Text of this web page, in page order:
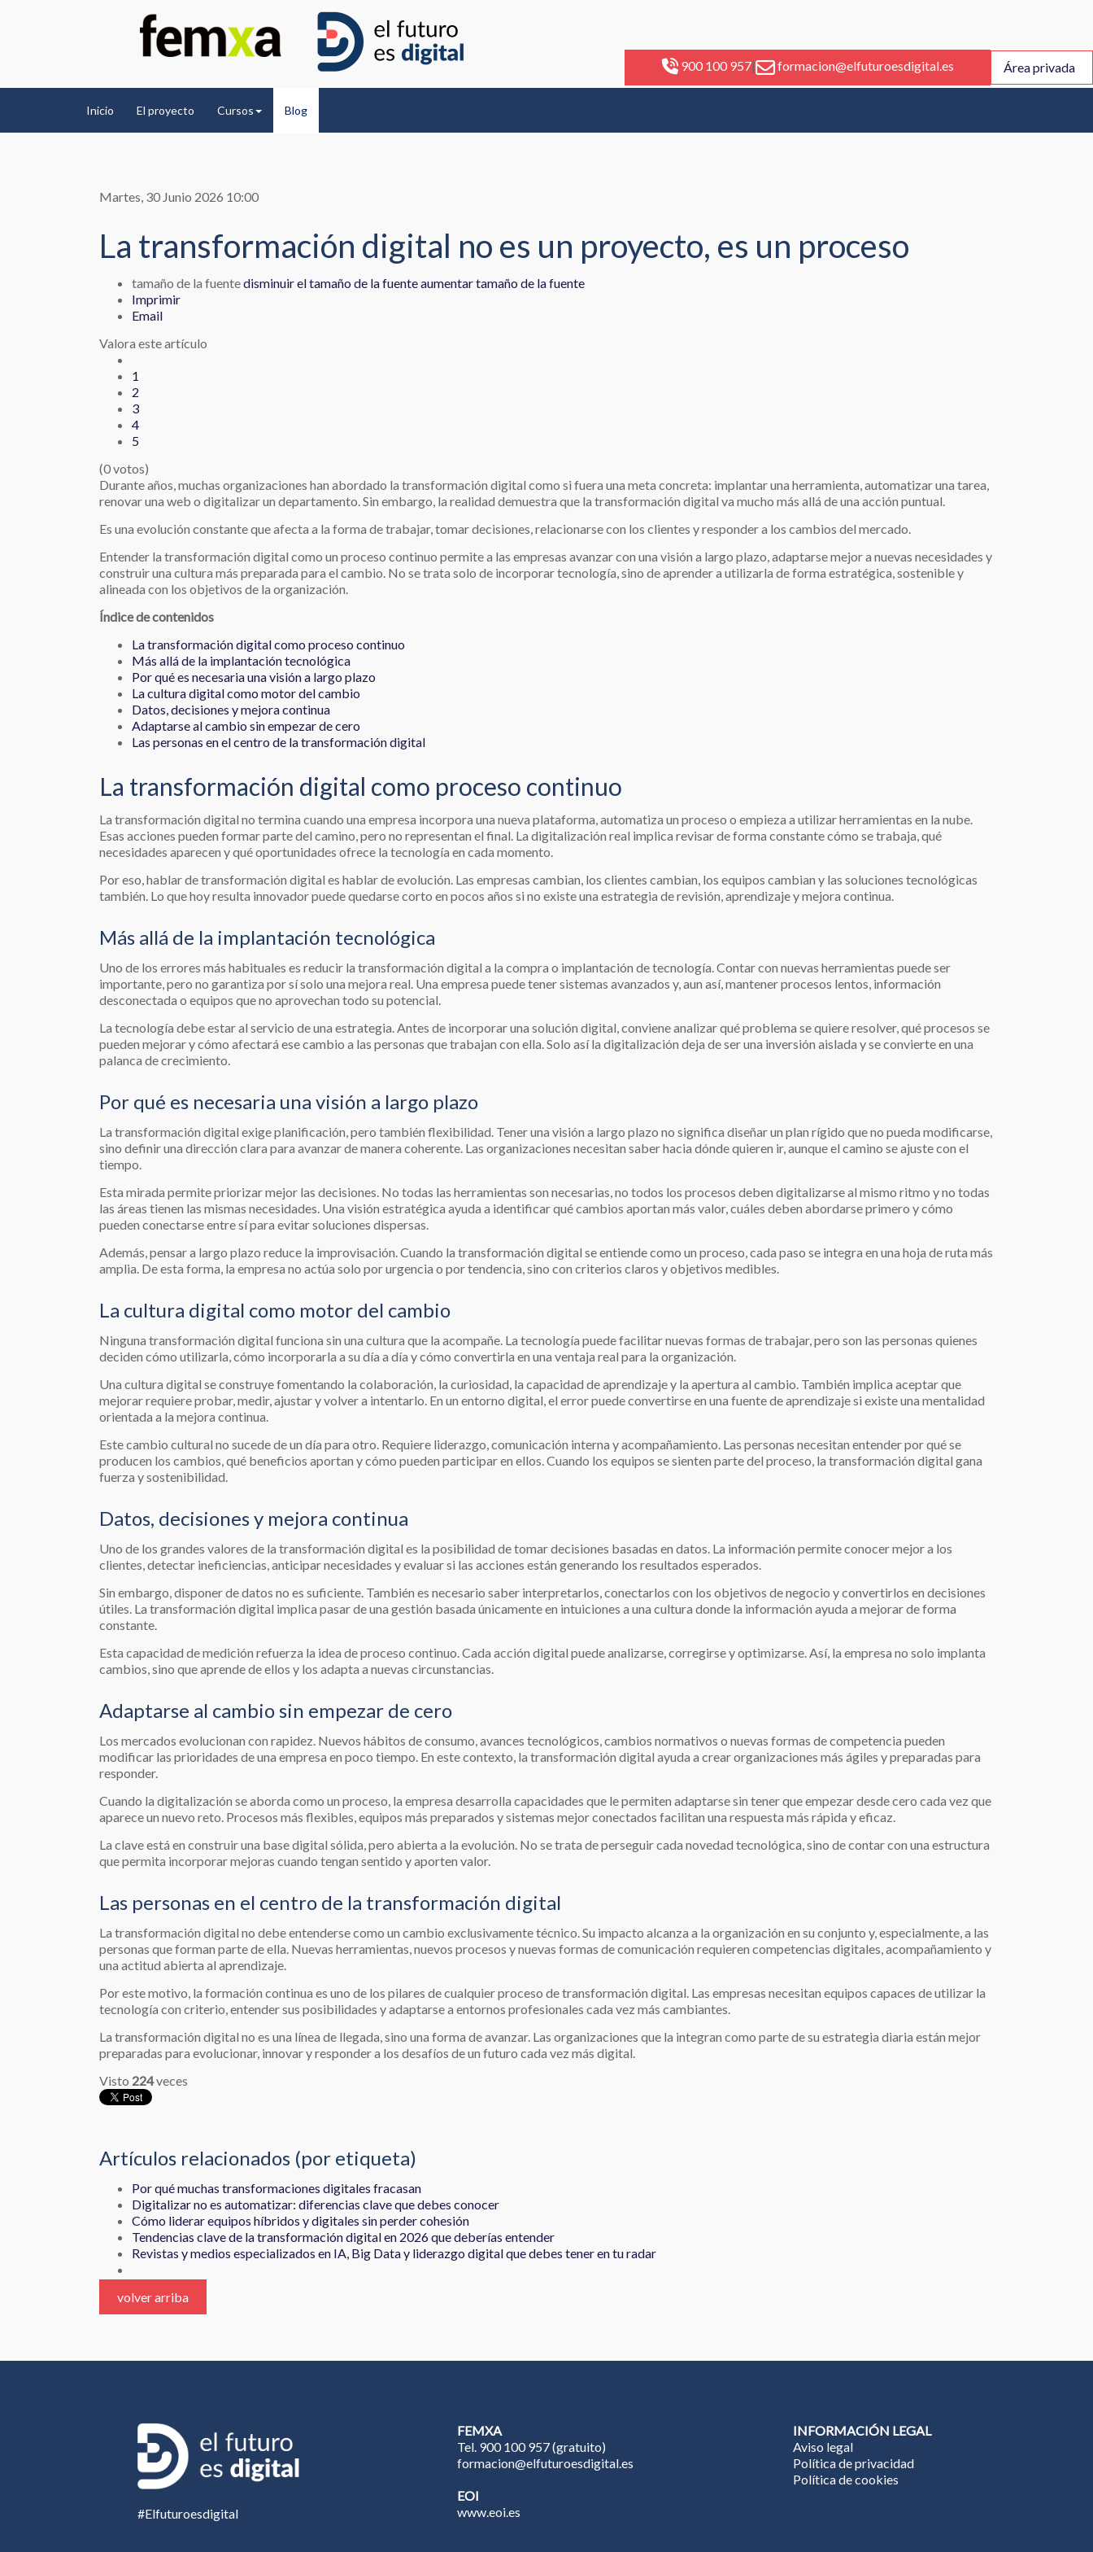
900 100 957| formacion@elfuturoesdigital.es Área privada
Inicio El proyecto Cursos Blog
Martes, 30 Junio 2026 10:00
La transformación digital no es un proyecto, es un proceso
tamaño de la fuentedisminuir el tamaño de la fuenteaumentar tamaño de la fuente
Imprimir
Email
Valora este artículo
1
2
3
4
5
(0 votos)
Durante años, muchas organizaciones han abordado la transformación digital como si fuera una meta concreta: implantar una herramienta, automatizar una tarea,
renovar una web o digitalizar un departamento. Sin embargo, la realidad demuestra que la transformación digital va mucho más allá de una acción puntual.
Es una evolución constante que afecta a la forma de trabajar, tomar decisiones, relacionarse con los clientes y responder a los cambios del mercado.
Entender la transformación digital como un proceso continuo permite a las empresas avanzar con una visión a largo plazo, adaptarse mejor a nuevas necesidades y
construir una cultura más preparada para el cambio. No se trata solo de incorporar tecnología, sino de aprender a utilizarla de forma estratégica, sostenible y
alineada con los objetivos de la organización.
Índice de contenidos
La transformación digital como proceso continuo
Más allá de la implantación tecnológica
Por qué es necesaria una visión a largo plazo
La cultura digital como motor del cambio
Datos, decisiones y mejora continua
Adaptarse al cambio sin empezar de cero
Las personas en el centro de la transformación digital
La transformación digital como proceso continuo
La transformación digital no termina cuando una empresa incorpora una nueva plataforma, automatiza un proceso o empieza a utilizar herramientas en la nube.
Esas acciones pueden formar parte del camino, pero no representan el final. La digitalización real implica revisar de forma constante cómo se trabaja, qué
necesidades aparecen y qué oportunidades ofrece la tecnología en cada momento.
Por eso, hablar de transformación digital es hablar de evolución. Las empresas cambian, los clientes cambian, los equipos cambian y las soluciones tecnológicas
también. Lo que hoy resulta innovador puede quedarse corto en pocos años si no existe una estrategia de revisión, aprendizaje y mejora continua.
Más allá de la implantación tecnológica
Uno de los errores más habituales es reducir la transformación digital a la compra o implantación de tecnología. Contar con nuevas herramientas puede ser
importante, pero no garantiza por sí solo una mejora real. Una empresa puede tener sistemas avanzados y, aun así, mantener procesos lentos, información
desconectada o equipos que no aprovechan todo su potencial.
La tecnología debe estar al servicio de una estrategia. Antes de incorporar una solución digital, conviene analizar qué problema se quiere resolver, qué procesos se
pueden mejorar y cómo afectará ese cambio a las personas que trabajan con ella. Solo así la digitalización deja de ser una inversión aislada y se convierte en una
palanca de crecimiento.
Por qué es necesaria una visión a largo plazo
La transformación digital exige planificación, pero también flexibilidad. Tener una visión a largo plazo no significa diseñar un plan rígido que no pueda modificarse,
sino definir una dirección clara para avanzar de manera coherente. Las organizaciones necesitan saber hacia dónde quieren ir, aunque el camino se ajuste con el
tiempo.
Esta mirada permite priorizar mejor las decisiones. No todas las herramientas son necesarias, no todos los procesos deben digitalizarse al mismo ritmo y no todas
las áreas tienen las mismas necesidades. Una visión estratégica ayuda a identificar qué cambios aportan más valor, cuáles deben abordarse primero y cómo
pueden conectarse entre sí para evitar soluciones dispersas.
Además, pensar a largo plazo reduce la improvisación. Cuando la transformación digital se entiende como un proceso, cada paso se integra en una hoja de ruta más
amplia. De esta forma, la empresa no actúa solo por urgencia o por tendencia, sino con criterios claros y objetivos medibles.
La cultura digital como motor del cambio
Ninguna transformación digital funciona sin una cultura que la acompañe. La tecnología puede facilitar nuevas formas de trabajar, pero son las personas quienes
deciden cómo utilizarla, cómo incorporarla a su día a día y cómo convertirla en una ventaja real para la organización.
Una cultura digital se construye fomentando la colaboración, la curiosidad, la capacidad de aprendizaje y la apertura al cambio. También implica aceptar que
mejorar requiere probar, medir, ajustar y volver a intentarlo. En un entorno digital, el error puede convertirse en una fuente de aprendizaje si existe una mentalidad
orientada a la mejora continua.
Este cambio cultural no sucede de un día para otro. Requiere liderazgo, comunicación interna y acompañamiento. Las personas necesitan entender por qué se
producen los cambios, qué beneficios aportan y cómo pueden participar en ellos. Cuando los equipos se sienten parte del proceso, la transformación digital gana
fuerza y sostenibilidad.
Datos, decisiones y mejora continua
Uno de los grandes valores de la transformación digital es la posibilidad de tomar decisiones basadas en datos. La información permite conocer mejor a los
clientes, detectar ineficiencias, anticipar necesidades y evaluar si las acciones están generando los resultados esperados.
Sin embargo, disponer de datos no es suficiente. También es necesario saber interpretarlos, conectarlos con los objetivos de negocio y convertirlos en decisiones
útiles. La transformación digital implica pasar de una gestión basada únicamente en intuiciones a una cultura donde la información ayuda a mejorar de forma
constante.
Esta capacidad de medición refuerza la idea de proceso continuo. Cada acción digital puede analizarse, corregirse y optimizarse. Así, la empresa no solo implanta
cambios, sino que aprende de ellos y los adapta a nuevas circunstancias.
Adaptarse al cambio sin empezar de cero
Los mercados evolucionan con rapidez. Nuevos hábitos de consumo, avances tecnológicos, cambios normativos o nuevas formas de competencia pueden
modificar las prioridades de una empresa en poco tiempo. En este contexto, la transformación digital ayuda a crear organizaciones más ágiles y preparadas para
responder.
Cuando la digitalización se aborda como un proceso, la empresa desarrolla capacidades que le permiten adaptarse sin tener que empezar desde cero cada vez que
aparece un nuevo reto. Procesos más flexibles, equipos más preparados y sistemas mejor conectados facilitan una respuesta más rápida y eficaz.
La clave está en construir una base digital sólida, pero abierta a la evolución. No se trata de perseguir cada novedad tecnológica, sino de contar con una estructura
que permita incorporar mejoras cuando tengan sentido y aporten valor.
Las personas en el centro de la transformación digital
La transformación digital no debe entenderse como un cambio exclusivamente técnico. Su impacto alcanza a la organización en su conjunto y, especialmente, a las
personas que forman parte de ella. Nuevas herramientas, nuevos procesos y nuevas formas de comunicación requieren competencias digitales, acompañamiento y
una actitud abierta al aprendizaje.
Por este motivo, la formación continua es uno de los pilares de cualquier proceso de transformación digital. Las empresas necesitan equipos capaces de utilizar la
tecnología con criterio, entender sus posibilidades y adaptarse a entornos profesionales cada vez más cambiantes.
La transformación digital no es una línea de llegada, sino una forma de avanzar. Las organizaciones que la integran como parte de su estrategia diaria están mejor
preparadas para evolucionar, innovar y responder a los desafíos de un futuro cada vez más digital.
Visto 224veces
Artículos relacionados (por etiqueta)
Por qué muchas transformaciones digitales fracasan
Digitalizar no es automatizar: diferencias clave que debes conocer
Cómo liderar equipos híbridos y digitales sin perder cohesión
Tendencias clave de la transformación digital en 2026 que deberías entender
Revistas y medios especializados en IA, Big Data y liderazgo digital que debes tener en tu radar
volver arriba
#Elfuturoesdigital
FEMXA
Tel. 900 100 957 (gratuito)
formacion@elfuturoesdigital.es
EOI
www.eoi.es
INFORMACIÓN LEGAL
Aviso legal
Política de privacidad
Política de cookies